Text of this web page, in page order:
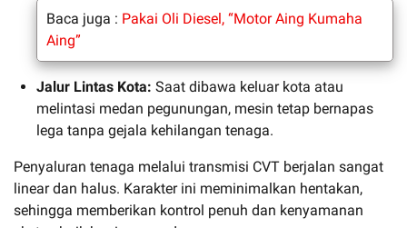
Baca juga : Pakai Oli Diesel, “Motor Aing Kumaha
Aing”
Jalur Lintas Kota: Saat dibawa keluar kota atau
melintasi medan pegunungan, mesin tetap bernapas
lega tanpa gejala kehilangan tenaga.
Penyaluran tenaga melalui transmisi CVT berjalan sangat
linear dan halus. Karakter ini meminimalkan hentakan,
sehingga memberikan kontrol penuh dan kenyamanan